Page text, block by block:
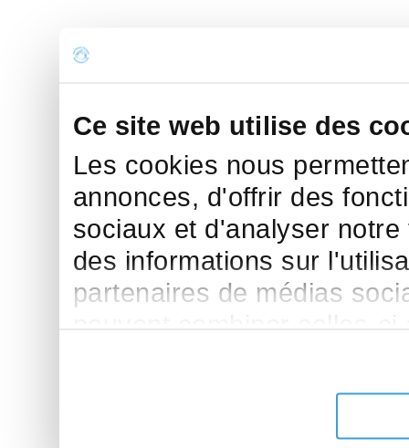
Ce site web utilise des
Les cookies nous
annonces, d'offrir des
sociaux et d'analyser
des informations sur
partenaires de médias